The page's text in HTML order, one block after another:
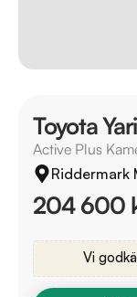
Toyota
Active Plus
Riddermark
204 600
Vi